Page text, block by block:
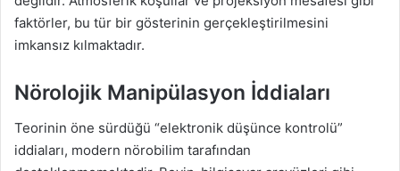
faktörler, bu tür bir gösterinin gerçekleştirilmesini
imkansız kılmaktadır.
Nörolojik Manipülasyon İddiaları
Teorinin öne sürdüğü “elektronik düşünce kontrolü”
iddiaları, modern nörobilim tarafından